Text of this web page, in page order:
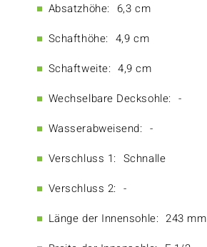
Absatzhöhe: 6,3 cm
Schafthöhe: 4,9 cm
Schaftweite: 4,9 cm
Wechselbare Decksohle: -
Wasserabweisend: -
Verschluss 1: Schnalle
Verschluss 2: -
Länge der Innensohle: 243 mm